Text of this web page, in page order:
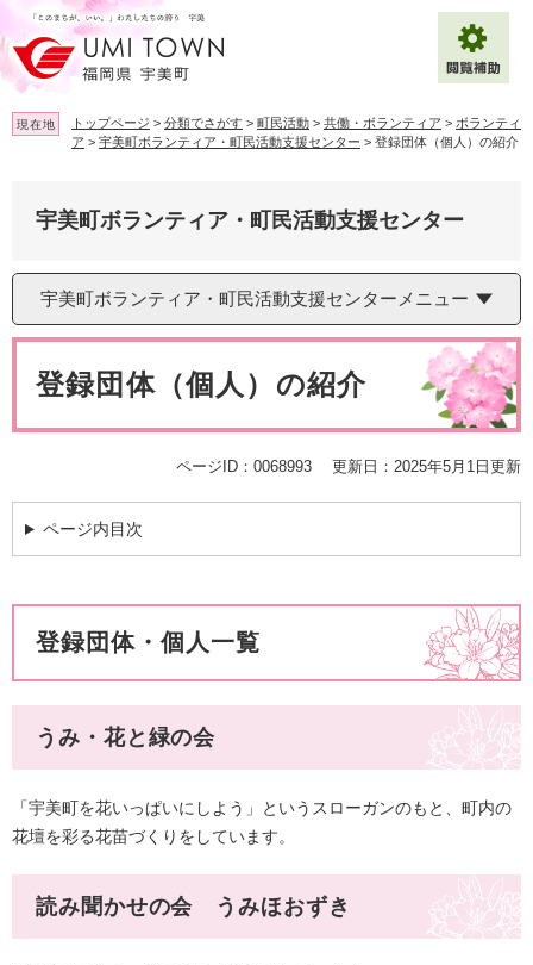
ー
ジ
の
先
頭
ニ
ュ
ー
を
飛
背景色変更 白 青
Multilingual（English・中文・한글）
現在地 トップページ > 分類でさがす > 町民活動 > 共働・ボランティア > ボランティ
ア > 宇美町ボランティア・町民活動支援センター > 登録団体（個人）の紹介
宇美町ボランティア・町民活動支援センター
宇美町ボランティア・町民活動支援センターメニュー
登録団体（個人）の紹介
ページID：0068993 更新日：2025年5月1日更新
ページ内目次
登録団体・個人一覧
うみ・花と緑の会
「宇美町を花いっぱいにしよう」というスローガンのもと、町内の
花壇を彩る花苗づくりをしています。​
読み聞かせの会 うみほおずき